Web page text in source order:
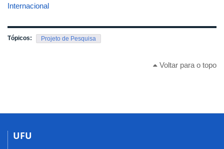
Internacional
Tópicos: Projeto de Pesquisa
Voltar para o topo
UFU